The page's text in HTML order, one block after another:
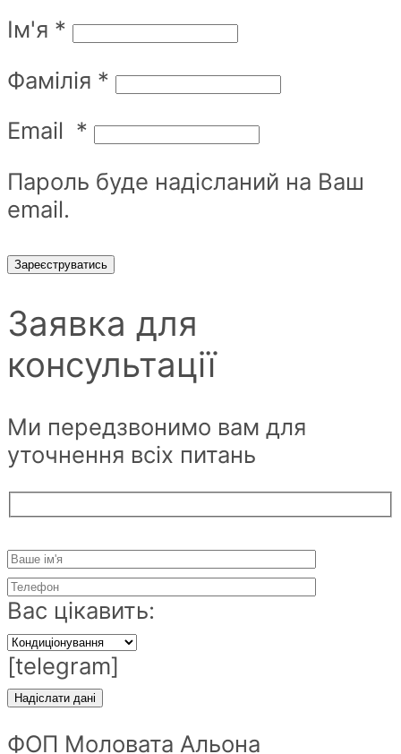
Ім'я *
Фамілія *
Email *
Пароль буде надісланий на Ваш
email.
Зареєструватись
Заявка для
консультації
Ми передзвонимо вам для
уточнення всіх питань
Вас цікавить:
[telegram]
ФОП Моловата Альона